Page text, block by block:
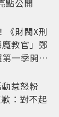
點公開
《財閥X刑
教官」鄭
一季開紅
惹怒粉
：對不起